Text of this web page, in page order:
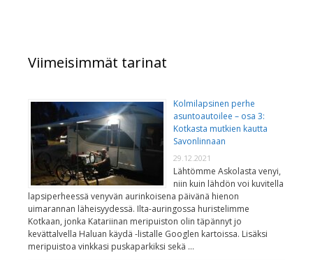
Viimeisimmät tarinat
Kolmilapsinen perhe
asuntoautoilee – osa 3:
Kotkasta mutkien kautta
Savonlinnaan
29.12.2021
Lähtömme Askolasta venyi,
niin kuin lähdön voi kuvitella
lapsiperheessä venyvän aurinkoisena päivänä hienon
uimarannan läheisyydessä. Ilta-auringossa huristelimme
Kotkaan, jonka Katariinan meripuiston olin täpännyt jo
kevättalvella Haluan käydä -listalle Googlen kartoissa. Lisäksi
meripuistoa vinkkasi puskaparkiksi sekä …